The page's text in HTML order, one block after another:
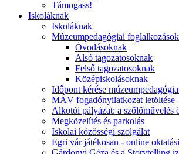
Támogass!
Iskoláknak
Iskoláknak
Múzeumpedagógiai foglalkozások
Óvodásoknak
Alsó tagozatosoknak
Felső tagozatosoknak
Középiskolásoknak
Időpont kérése
MÁV fogadónyilatkozat letöltése
Alkotói pályázat: a szőlőművelés
Megközelítés és parkolás
Iskolai közösségi szolgálat
Egri vár játékosan - online